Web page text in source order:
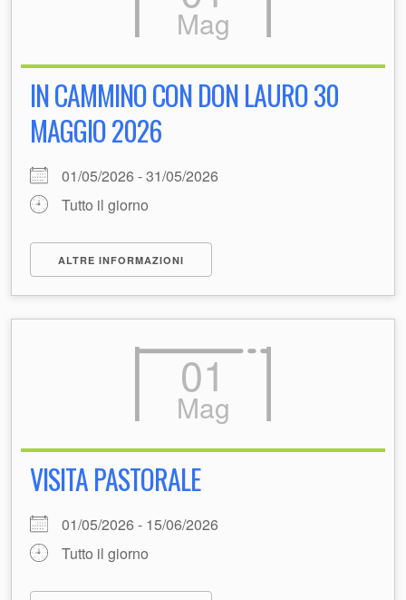
Mag
IN CAMMINO CON DON LAURO 30
MAGGIO 2026
01/05/2026 - 31/05/2026
Tutto il giorno
ALTRE INFORMAZIONI
01
Mag
VISITA PASTORALE
01/05/2026 - 15/06/2026
Tutto il giorno